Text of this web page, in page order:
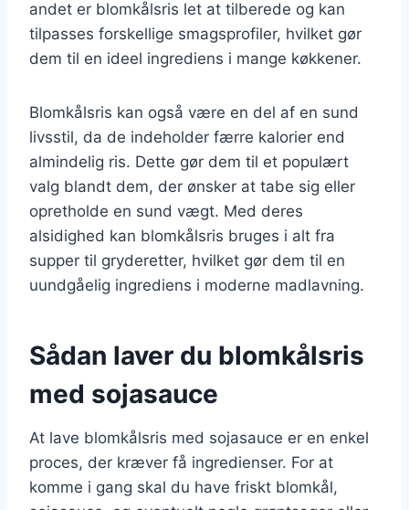
andet er blomkålsris let at tilberede og kan
tilpasses forskellige smagsprofiler, hvilket gør
dem til en ideel ingrediens i mange køkkener.
Blomkålsris kan også være en del af en sund
livsstil, da de indeholder færre kalorier end
almindelig ris. Dette gør dem til et populært
valg blandt dem, der ønsker at tabe sig eller
opretholde en sund vægt. Med deres
alsidighed kan blomkålsris bruges i alt fra
supper til gryderetter, hvilket gør dem til en
uundgåelig ingrediens i moderne madlavning.
Sådan laver du blomkålsris
med sojasauce
At lave blomkålsris med sojasauce er en enkel
proces, der kræver få ingredienser. For at
komme i gang skal du have friskt blomkål,